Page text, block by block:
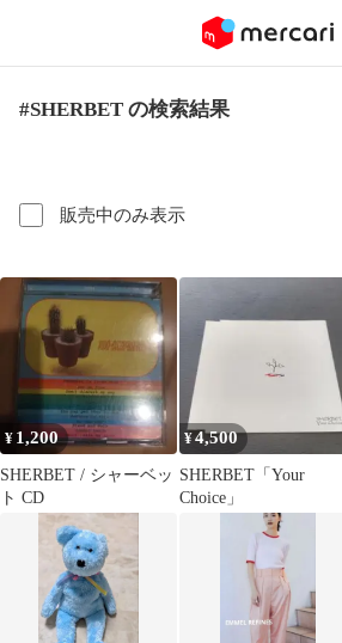
#SHERBET の検索結果
販売中のみ表示
¥ 1,200
SHERBET / シャーベッ
ト CD
¥4,500
SHERBET「Your
Choice」